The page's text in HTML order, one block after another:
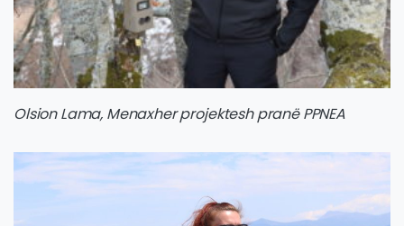
Olsion Lama, Menaxher projektesh pranë PPNEA